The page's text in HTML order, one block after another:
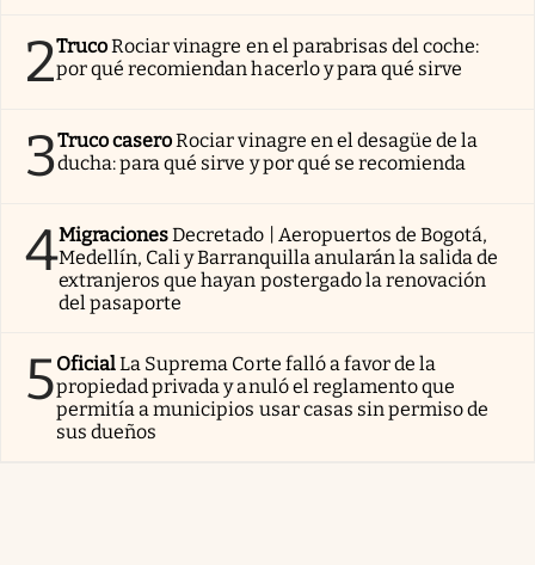
2TrucoRociar vinagre en el parabrisas del coche:
por qué recomiendan hacerlo y para qué sirve
3Truco caseroRociar vinagre en el desagüe de la
ducha: para qué sirve y por qué se recomienda
4MigracionesDecretado | Aeropuertos de Bogotá,
Medellín, Cali y Barranquilla anularán la salida de
extranjeros que hayan postergado la renovación
del pasaporte
5OficialLa Suprema Corte falló a favor de la
propiedad privada y anuló el reglamento que
permitía a municipios usar casas sin permiso de
sus dueños